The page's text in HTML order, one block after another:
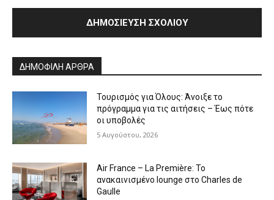
ΔΗΜΟΦΙΛΗ ΑΡΘΡΑ
Τουρισμός για Όλους: Άνοιξε το
πρόγραμμα για τις αιτήσεις – Έως πότε
οι υποβολές
5 Αυγούστου, 2026
Air France – La Première: Το
ανακαινισμένο lounge στο Charles de
Gaulle